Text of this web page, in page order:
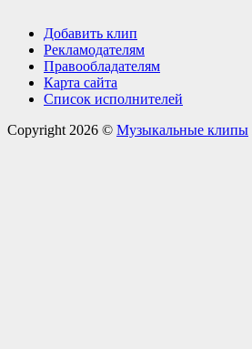
Добавить клип
Рекламодателям
Правообладателям
Карта сайта
Список исполнителей
Copyright 2026 © Музыкальные клипы